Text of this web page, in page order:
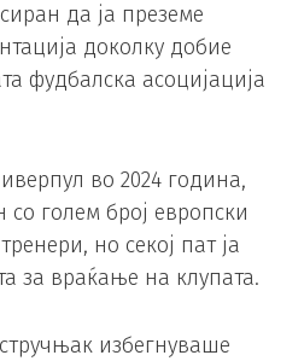
да ја преземе
доколку добие
фудбалска асоцијација
во 2024 година,
голем број европски
но секој пат ја
за враќање на клупата.
избегнуваше